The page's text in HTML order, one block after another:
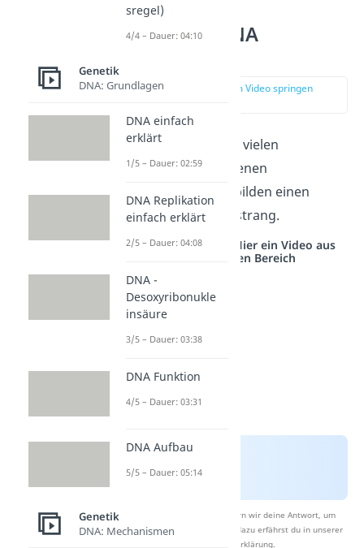
Wie ist die RNA
zur Stelle im Video springen
Die RNA besteht aus vielen
aneinander gebundenen
Nukleotiden. Diese bilden einen
sogenannten Einzelstrang.
Studyflix vernetzt: Hier ein Video aus
einem anderen Bereich
Nach Beantwortung speichern wir deine Antwort, um
Studyflix zu verbessern. Mehr dazu erfährst du in unserer
Datenschutzerklärung.
sregel)
4/4 – Dauer: 04:10
Genetik
DNA: Grundlagen
DNA einfach
erklärt
1/5 – Dauer: 02:59
DNA Replikation
einfach erklärt
2/5 – Dauer: 04:08
DNA -
Desoxyribonukle
insäure
3/5 – Dauer: 03:38
DNA Funktion
4/5 – Dauer: 03:31
DNA Aufbau
5/5 – Dauer: 05:14
Genetik
DNA: Mechanismen